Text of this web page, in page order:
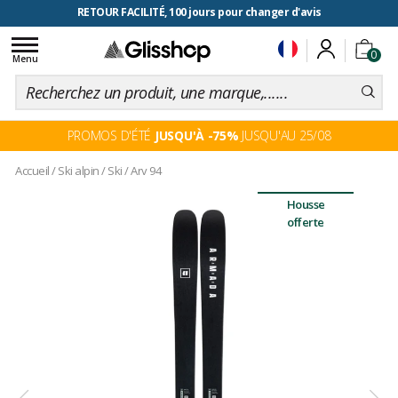
RETOUR FACILITÉ, 100 jours pour changer d'avis
0
Toggle
navigation
Menu
PROMOS D'ÉTÉ JUSQU'À -75% JUSQU'AU 25/08
Accueil/Ski alpin/Ski/Arv 94
Housse
offerte